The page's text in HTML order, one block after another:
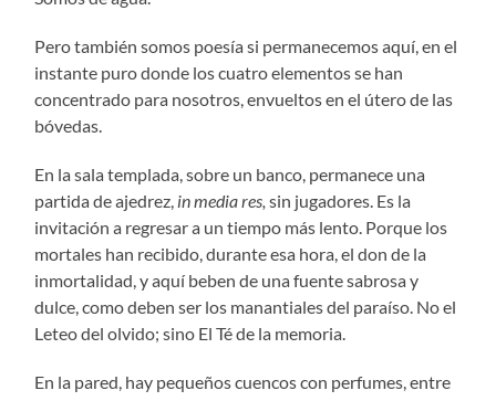
Pero también somos poesía si permanecemos aquí, en el
instante puro donde los cuatro elementos se han
concentrado para nosotros, envueltos en el útero de las
bóvedas.
En la sala templada, sobre un banco, permanece una
partida de ajedrez, in media res,sin jugadores. Es la
invitación a regresar a un tiempo más lento. Porque los
mortales han recibido, durante esa hora, el don de la
inmortalidad, y aquí beben de una fuente sabrosa y
dulce, como deben ser los manantiales del paraíso. No el
Leteo del olvido; sino El Té de la memoria.
En la pared, hay pequeños cuencos con perfumes, entre